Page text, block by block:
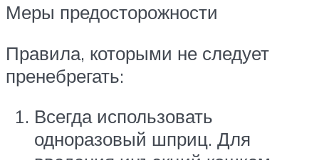
Меры предосторожности
Правила, которыми не следует
пренебрегать:
Всегда использовать
одноразовый шприц. Для